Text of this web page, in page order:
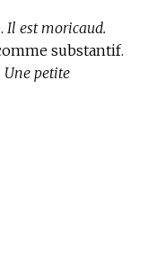
Il est moricaud.
substantif.
Une petite